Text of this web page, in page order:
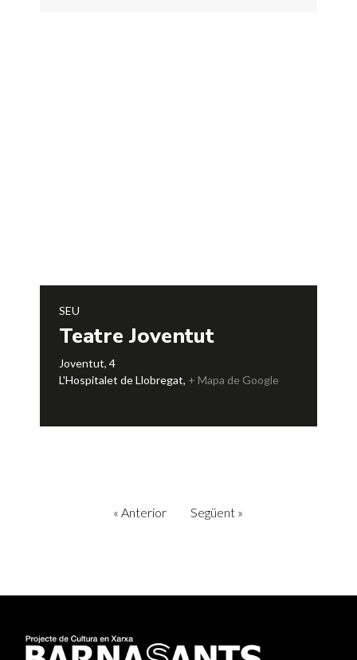
SEU
Teatre Joventut
Joventut, 4
L'Hospitalet de Llobregat, + Mapa de Google
« Anterior Següent »